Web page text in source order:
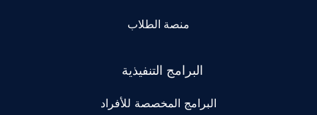
منصة الطلاب
البرامج التنفيذية
البرامج المخصصة للأفراد